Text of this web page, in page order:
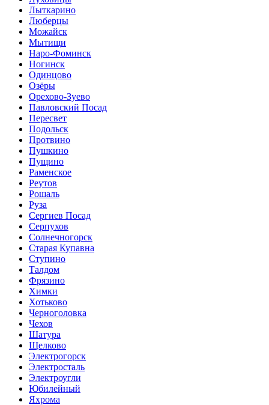
Лыткарино
Люберцы
Можайск
Мытищи
Наро-Фоминск
Ногинск
Одинцово
Озёры
Орехово-Зуево
Павловский Посад
Пересвет
Подольск
Протвино
Пушкино
Пущино
Раменское
Реутов
Рошаль
Руза
Сергиев Посад
Серпухов
Солнечногорск
Старая Купавна
Ступино
Талдом
Фрязино
Химки
Хотьково
Черноголовка
Чехов
Шатура
Щелково
Электрогорск
Электросталь
Электроугли
Юбилейный
Яхрома